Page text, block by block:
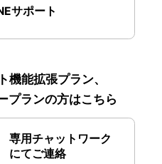
サポート
機能拡張プラン、
プランの方はこちら
専用チャットワーク
にてご連絡